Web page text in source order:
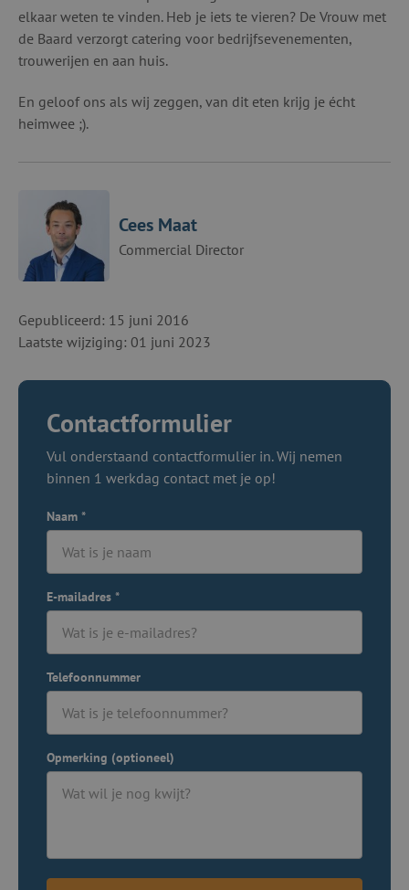
elkaar weten te vinden. Heb je iets te vieren? De Vrouw met
de Baard verzorgt catering voor bedrijfsevenementen,
trouwerijen en aan huis.
En geloof ons als wij zeggen, van dit eten krijg je écht
heimwee ;).
Cees Maat
Commercial Director
Gepubliceerd: 15 juni 2016
Laatste wijziging: 01 juni 2023
Contactformulier
Vul onderstaand contactformulier in. Wij nemen
binnen 1 werkdag contact met je op!
Naam *
E-mailadres *
Telefoonnummer
Opmerking (optioneel)